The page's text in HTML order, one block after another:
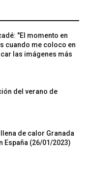
"El momento en
cuando me coloco en
las imágenes más
del verano de
de calor Granada
España (26/01/2023)